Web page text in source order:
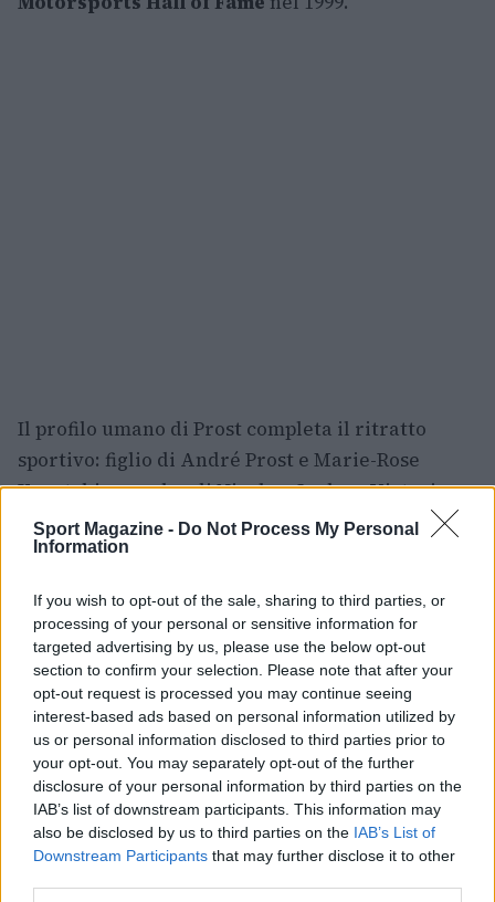
Sport Magazine - Do Not Process My Personal
Information
If you wish to opt-out of the sale, sharing to third parties, or
processing of your personal or sensitive information for
targeted advertising by us, please use the below opt-out
section to confirm your selection. Please note that after your
opt-out request is processed you may continue seeing
interest-based ads based on personal information utilized by
us or personal information disclosed to third parties prior to
your opt-out. You may separately opt-out of the further
disclosure of your personal information by third parties on the
IAB’s list of downstream participants. This information may
also be disclosed by us to third parties on the IAB’s List of
Downstream Participants that may further disclose it to other
Il profilo umano di Prost completa il ritratto
sportivo: figlio di André Prost e Marie-Rose
Karatchian, padre di Nicolas, Sacha e Victoria,
residente a Nyon dal 2002, ha saputo trasformare
la propria esperienza in una presenza duratura
numeri ma anche di un modello di guida che ha
insegnato come la razionalità e la cura del
dettaglio possano diventare arma vincente in un
ambiente spinto dall’improvvisazione.
AUTORE
Matteo Pellegrino
Matteo Pellegrino ha organizzato una sfilata